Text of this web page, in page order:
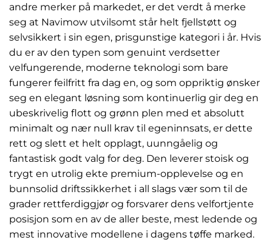
andre merker på markedet, er det verdt å merke
seg at Navimow utvilsomt står helt fjellstøtt og
selvsikkert i sin egen, prisgunstige kategori i år. Hvis
du er av den typen som genuint verdsetter
velfungerende, moderne teknologi som bare
fungerer feilfritt fra dag en, og som oppriktig ønsker
seg en elegant løsning som kontinuerlig gir deg en
ubeskrivelig flott og grønn plen med et absolutt
minimalt og nær null krav til egeninnsats, er dette
rett og slett et helt opplagt, uunngåelig og
fantastisk godt valg for deg. Den leverer stoisk og
trygt en utrolig ekte premium-opplevelse og en
bunnsolid driftssikkerhet i all slags vær som til de
grader rettferdiggjør og forsvarer dens velfortjente
posisjon som en av de aller beste, mest ledende og
mest innovative modellene i dagens tøffe marked.